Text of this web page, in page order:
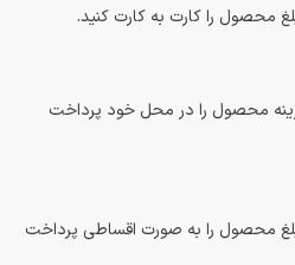
محصول را کارت به کارت کنید.
محصول را در محل خود پرداخت
محصول را به صورت اقساطی پرداخت